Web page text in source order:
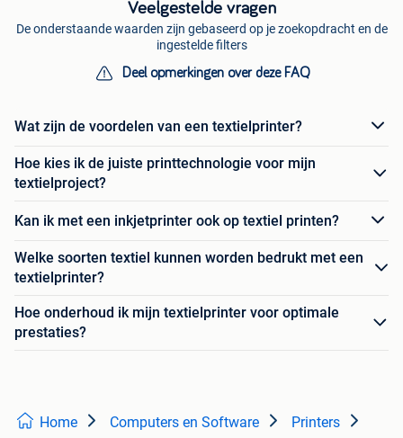
Veelgestelde vragen
De onderstaande waarden zijn gebaseerd op je zoekopdracht en de
ingestelde filters
Deel opmerkingen over deze FAQ
Wat zijn de voordelen van een textielprinter?
Hoe kies ik de juiste printtechnologie voor mijn
textielproject?
Kan ik met een inkjetprinter ook op textiel printen?
Welke soorten textiel kunnen worden bedrukt met een
textielprinter?
Hoe onderhoud ik mijn textielprinter voor optimale
prestaties?
Home Computers en Software Printers